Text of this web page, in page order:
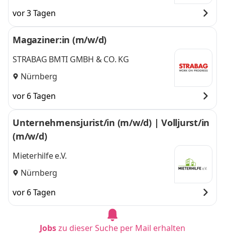
vor 3 Tagen
Magaziner:in (m/w/d)
STRABAG BMTI GMBH & CO. KG
Nürnberg
vor 6 Tagen
Unternehmensjurist/in (m/w/d) | Volljurst/in
(m/w/d)
Mieterhilfe e.V.
Nürnberg
vor 6 Tagen
Jobszu dieser Suche per Mail erhalten